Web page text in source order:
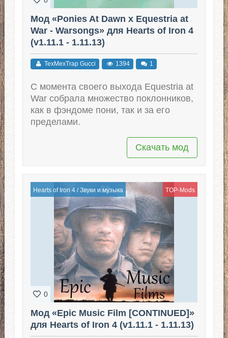
Мод «Ponies At Dawn x Equestria at
War - Warsongs» для Hearts of Iron 4
(v1.11.1 - 1.11.13)
TexMexTrap Gucci 1394 1
С момента своего выхода Equestria at
War собрала множество поклонников,
как в фэндоме пони, так и за его
пределами.
Скачать мод
Hearts of Iron 4/Звуки и музыка TOP-Mods
0
Мод «Epic Music Film [CONTINUED]»
для Hearts of Iron 4 (v1.11.1 - 1.11.13)